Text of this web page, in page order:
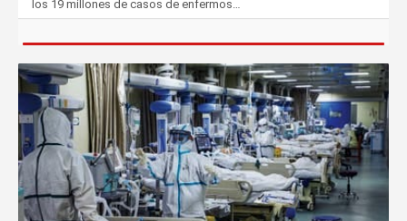
los 19 millones de casos de enfermos…